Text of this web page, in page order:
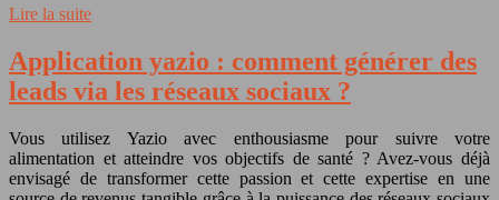
Lire la suite
Application yazio : comment générer des
leads via les réseaux sociaux ?
Vous utilisez Yazio avec enthousiasme pour suivre votre
alimentation et atteindre vos objectifs de santé ? Avez-vous déjà
envisagé de transformer cette passion et cette expertise en une